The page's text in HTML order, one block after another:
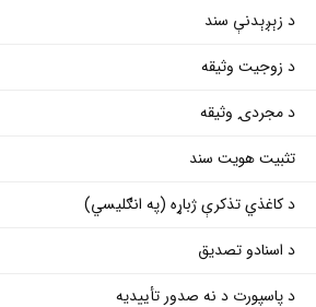
د زېږېدنې سند
د زوجیت وثیقه
د مجردۍ وثیقه
تثبیت هویت سند
د کاغذي تذکرې ژباړه (په انګلیسي)
د اسنادو تصدیق
د پاسپورت د نه صدور تأییدیه